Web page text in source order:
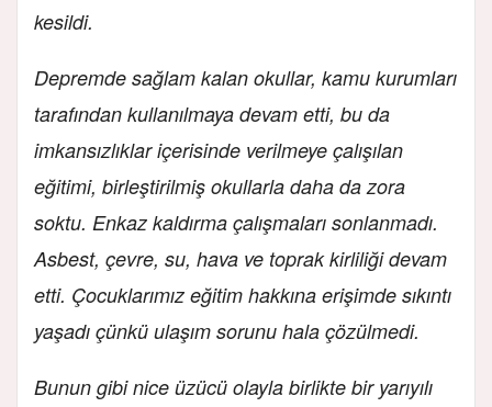
kesildi.
Depremde sağlam kalan okullar, kamu kurumları
tarafından kullanılmaya devam etti, bu da
imkansızlıklar içerisinde verilmeye çalışılan
eğitimi, birleştirilmiş okullarla daha da zora
soktu. Enkaz kaldırma çalışmaları sonlanmadı.
Asbest, çevre, su, hava ve toprak kirliliği devam
etti. Çocuklarımız eğitim hakkına erişimde sıkıntı
yaşadı çünkü ulaşım sorunu hala çözülmedi.
Bunun gibi nice üzücü olayla birlikte bir yarıyılı